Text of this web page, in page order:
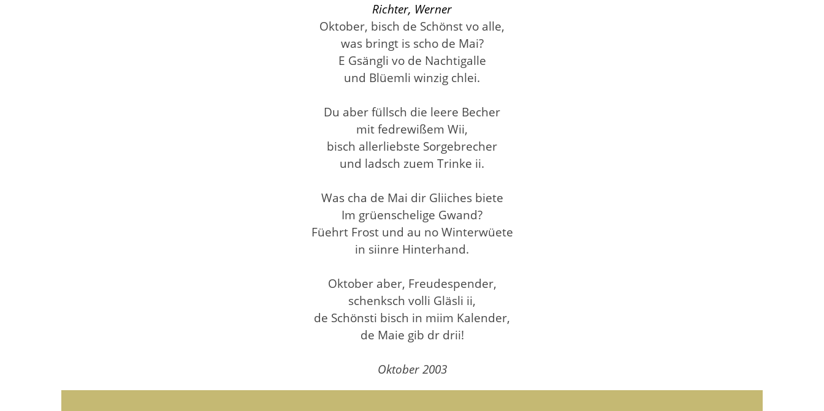
Richter, Werner
Oktober, bisch de Schönst vo alle,
was bringt is scho de Mai?
E Gsängli vo de Nachtigalle
und Blüemli winzig chlei.
Du aber füllsch die leere Becher
mit fedrewißem Wii,
bisch allerliebste Sorgebrecher
und ladsch zuem Trinke ii.
Was cha de Mai dir Gliiches biete
Im grüenschelige Gwand?
Füehrt Frost und au no Winterwüete
in siinre Hinterhand.
Oktober aber, Freudespender,
schenksch volli Gläsli ii,
de Schönsti bisch in miim Kalender,
de Maie gib dr drii!
Oktober 2003